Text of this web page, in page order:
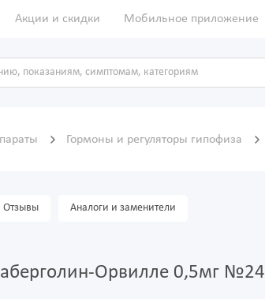
Акции и скидки Мобильное приложение
Гормоны и регуляторы гипофиза
Отзывы Аналоги и заменители
Орвилле 0,5мг №24